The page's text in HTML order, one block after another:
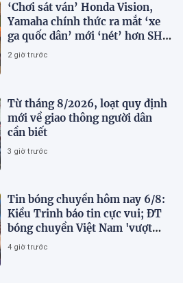
‘Chơi sát ván’ Honda Vision,
Yamaha chính thức ra mắt ‘xe
ga quốc dân’ mới ‘nét’ hơn SH
Mode, giá rẻ chỉ 34 triệu đồng
2 giờ trước
Từ tháng 8/2026, loạt quy định
mới về giao thông người dân
cần biết
3 giờ trước
Tin bóng chuyền hôm nay 6/8:
Kiều Trinh báo tin cực vui; ĐT
bóng chuyền Việt Nam 'vượt
mặt' Thái Lan
4 giờ trước